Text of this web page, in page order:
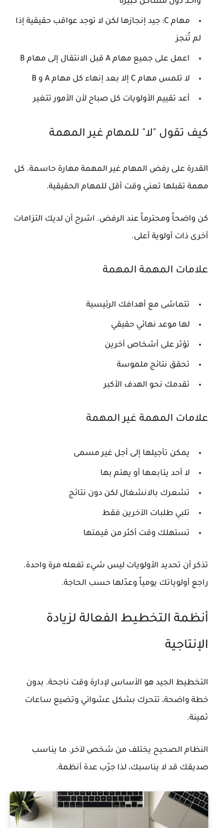
مهام C: جيد إنجازها لكن لا توجد عواقب حقيقية إذا
لم تُنجز
اعمل على جميع مهام A قبل الانتقال إلى مهام B
لا تلمس مهام C إلا بعد إنهاء كل مهام A و B
أعد تقييم الأولويات كل صباح لأن الأمور تتغير
كيف تقول "لا" للمهام غير المهمة
القدرة على رفض المهام غير المهمة مهارة حاسمة. كل
مهمة تقبلها تعني وقت أقل للمهام الحقيقية.
كن واضحاً ومحترماً عند الرفض. اشرح أن لديك التزامات
أخرى ذات أولوية أعلى.
علامات المهمة المهمة
تتماشى مع أهدافك الرئيسية
لها موعد نهائي حقيقي
تؤثر على أشخاص آخرين
تحقق نتائج ملموسة
تقدمك نحو الهدف الأكبر
علامات المهمة غير المهمة
يمكن تأجيلها إلى أجل غير مسمى
لا أحد يتابعها أو يهتم بها
تشعرك بالانشغال لكن دون نتائج
تلبي طلبات الآخرين فقط
تستهلك وقت أكثر من قيمتها
تذكر أن تحديد الأولويات ليس شيء تفعله مرة واحدة.
راجع أولوياتك يومياً وعدّلها حسب الحاجة.
أنظمة التخطيط الفعالة لزيادة
الإنتاجية
التخطيط الجيد هو الأساس لإدارة وقت ناجحة. بدون
خطة واضحة، تتحرك بشكل عشوائي وتضيع ساعات
ثمينة.
النظام الصحيح يختلف من شخص لآخر. ما يناسب
صديقك قد لا يناسبك، لذا جرّب عدة أنظمة.